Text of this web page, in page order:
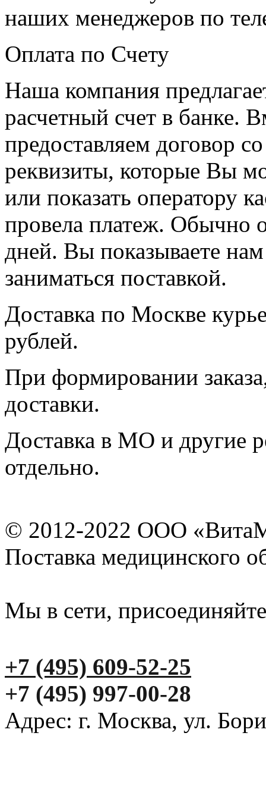
наших менеджеров по
Оплата по Счету
Наша компания
расчетный счет в банке.
предоставляем договор
реквизиты, которые Вы
или показать оператору
провела платеж. Обычно
дней. Вы показываете
заниматься поставкой.
Доставка по Москве
рублей.
При формировании
доставки.
Доставка в МО и другие
отдельно.
© 2012-2022 ООО
Поставка медицинского
Мы в сети,
+7 (495) 609-52-25
+7 (495) 997-00-28
Адрес: г. Москва, ул.